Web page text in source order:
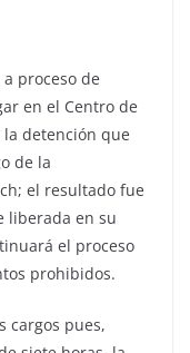
proceso de
en el Centro de
la detención que
de la
el resultado fue
liberada en su
el proceso
prohibidos.
cargos pues,